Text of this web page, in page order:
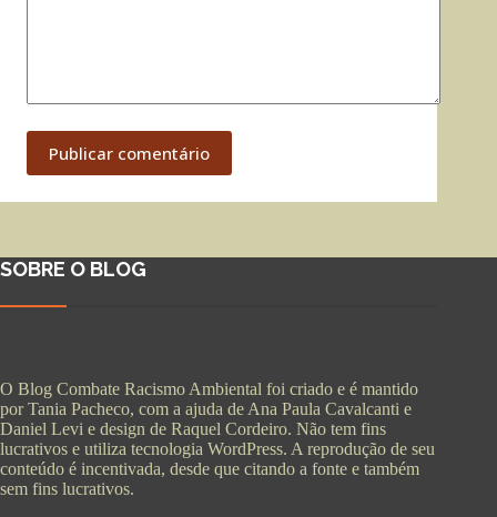
Publicar comentário
SOBRE O BLOG
O Blog Combate Racismo Ambiental foi criado e é mantido
por Tania Pacheco, com a ajuda de Ana Paula Cavalcanti e
Daniel Levi e design de Raquel Cordeiro. Não tem fins
lucrativos e utiliza tecnologia WordPress. A reprodução de seu
conteúdo é incentivada, desde que citando a fonte e também
sem fins lucrativos.